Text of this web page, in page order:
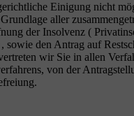
Einigung nicht
aller
der Insolvenz (
sowie den Antrag auf
wir Sie in allen
von der